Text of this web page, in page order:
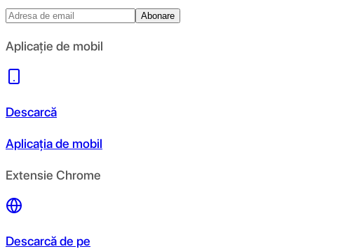
Abonare
Aplicație de mobil
Descarcă
Aplicația de mobil
Extensie Chrome
Descarcă de pe